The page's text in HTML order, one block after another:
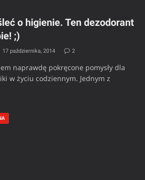
o higienie. Ten dezodorant
;)
17 października, 2014 2
naprawdę pokręcone pomysły dla
w życiu codziennym. Jednym z